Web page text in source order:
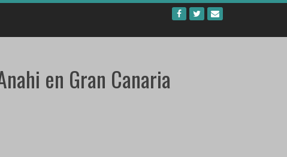
en Gran Canaria